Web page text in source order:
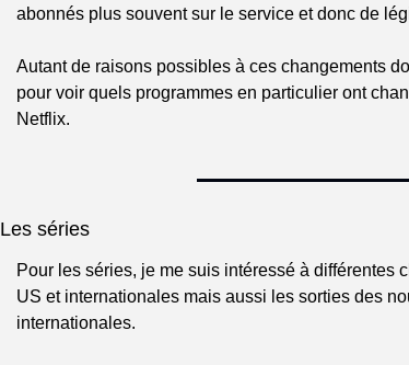
abonnés plus souvent sur le service et donc de
Autant de raisons possibles à ces changements
pour voir quels programmes en particulier ont
Netflix.
Les séries
Pour les séries, je me suis intéressé à différentes
US et internationales mais aussi les sorties des
internationales.